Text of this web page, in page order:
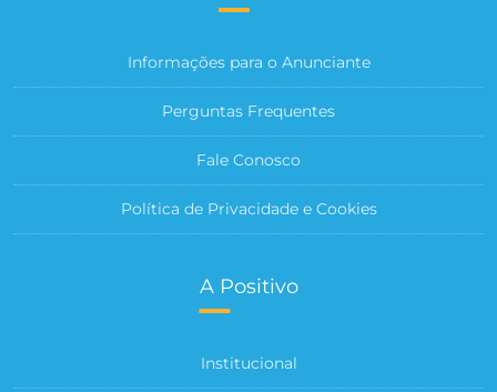
Informações para o Anunciante
Perguntas Frequentes
Fale Conosco
Política de Privacidade e Cookies
A Positivo
Institucional